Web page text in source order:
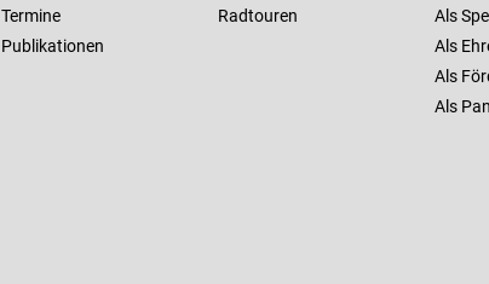
Termine
Publikationen
Radtouren
Als
Als
Als
Als